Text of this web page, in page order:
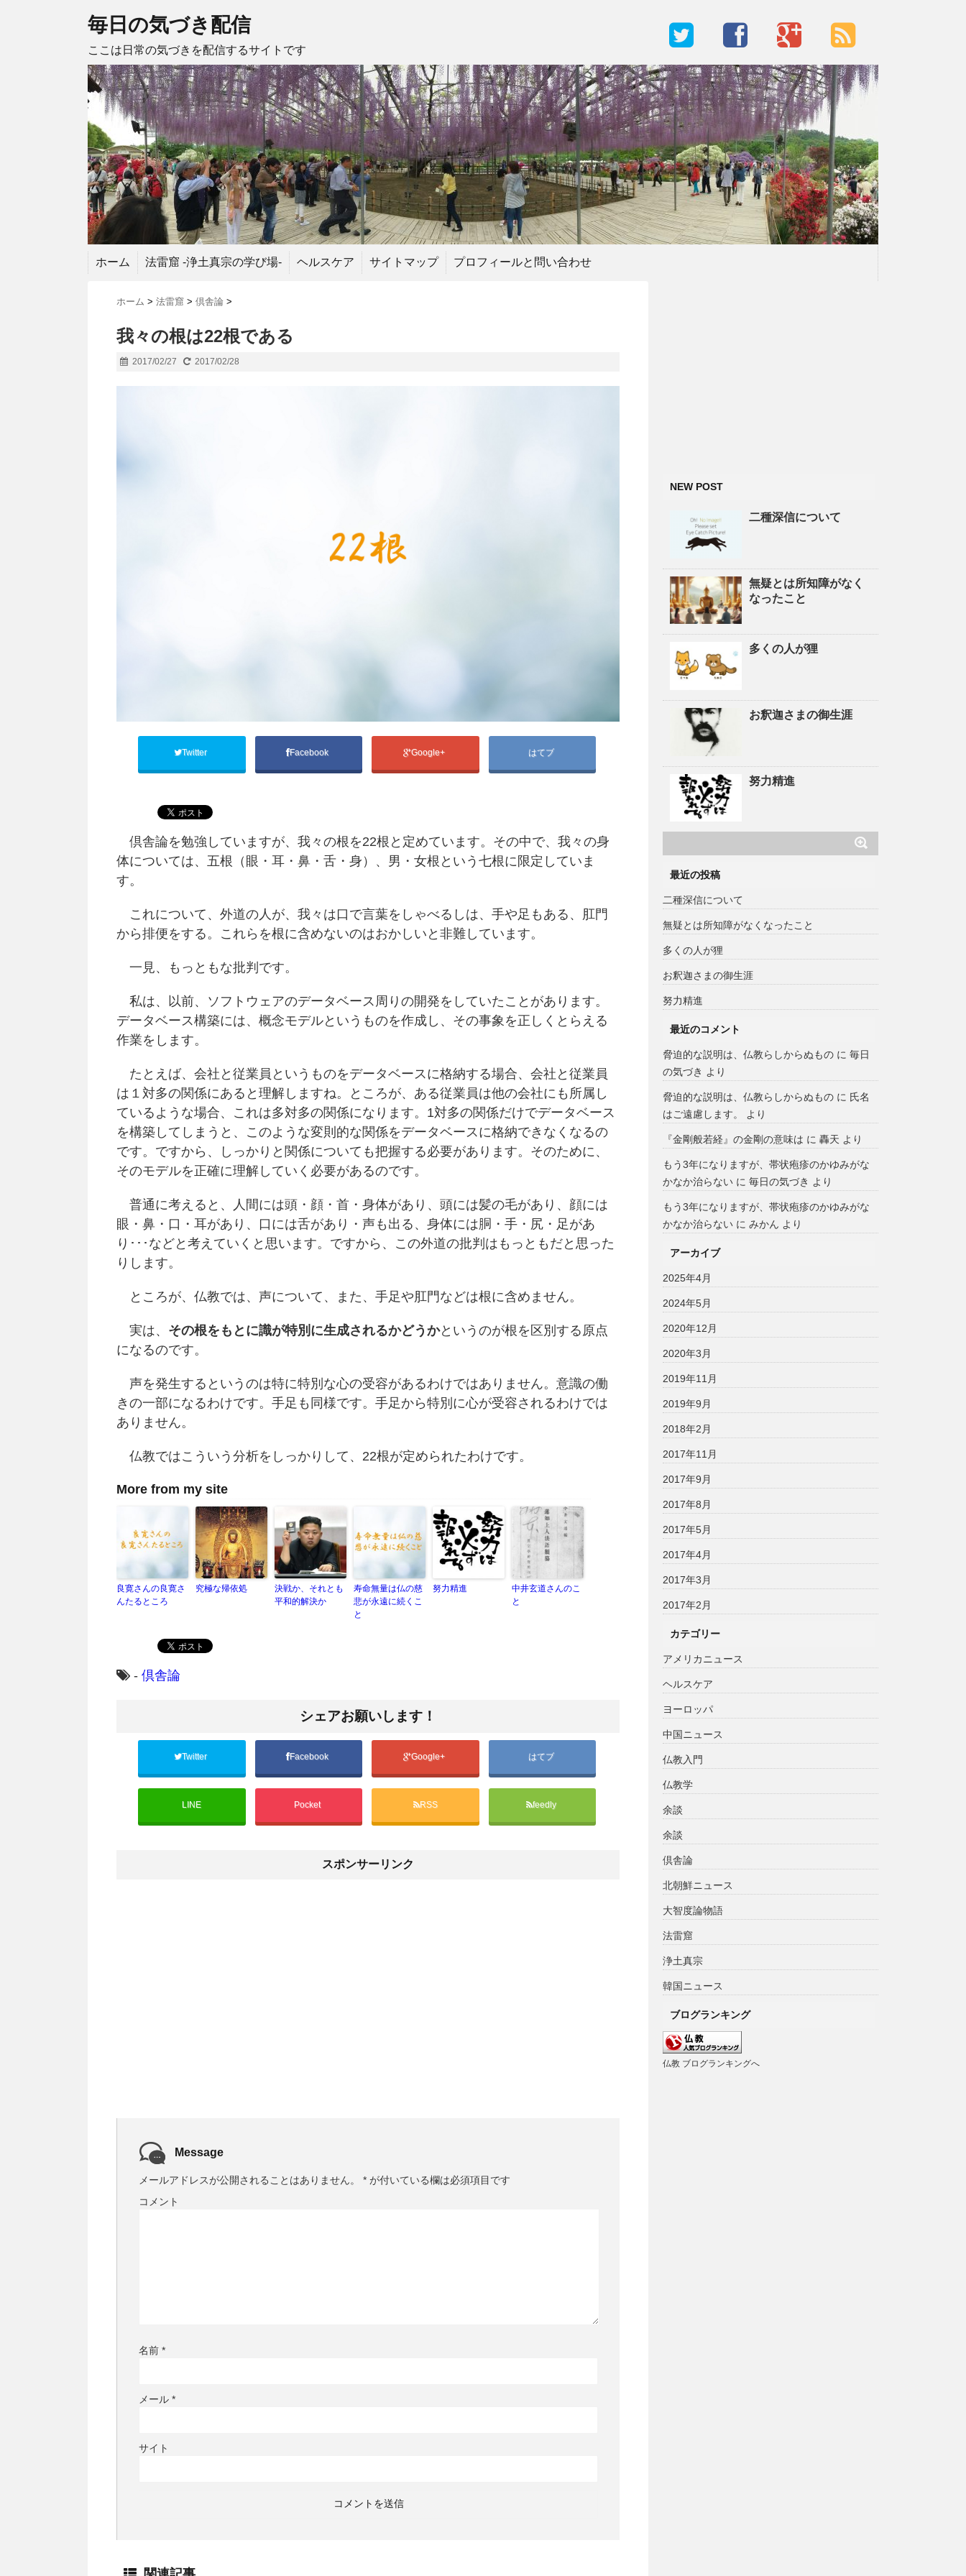
毎日の気づき配信
ここは日常の気づきを配信するサイトです
ホーム 法雷窟 -浄土真宗の学び場- ヘルスケア サイトマップ プロフィールと問い合わせ
ホーム > 法雷窟 > 倶舎論 >
我々の根は22根である
2017/02/27 2017/02/28
Twitter Facebook Google+ はてブ
倶舎論を勉強していますが、我々の根を22根と定めています。その中で、我々の身
体については、五根（眼・耳・鼻・舌・身）、男・女根という七根に限定していま
す。
これについて、外道の人が、我々は口で言葉をしゃべるしは、手や足もある、肛門
から排便をする。これらを根に含めないのはおかしいと非難しています。
一見、もっともな批判です。
私は、以前、ソフトウェアのデータベース周りの開発をしていたことがあります。
データベース構築には、概念モデルというものを作成し、その事象を正しくとらえる
作業をします。
たとえば、会社と従業員というものをデータベースに格納する場合、会社と従業員
は１対多の関係にあると理解しますね。ところが、ある従業員は他の会社にも所属し
ているような場合、これは多対多の関係になります。1対多の関係だけでデータベース
を構築してしまうと、このような変則的な関係をデータベースに格納できなくなるの
です。ですから、しっかりと関係についても把握する必要があります。そのために、
そのモデルを正確に理解していく必要があるのです。
普通に考えると、人間には頭・顔・首・身体があり、頭には髪の毛があり、顔には
眼・鼻・口・耳があり、口には舌があり・声も出る、身体には胴・手・尻・足があ
り･･･などと考えていくと思います。ですから、この外道の批判はもっともだと思った
りします。
ところが、仏教では、声について、また、手足や肛門などは根に含めません。
実は、 その根をもとに識が特別に生成されるかどうかというのが根を区別する原点
になるのです。
声を発生するというのは特に特別な心の受容があるわけではありません。意識の働
きの一部になるわけです。手足も同様です。手足から特別に心が受容されるわけでは
ありません。
仏教ではこういう分析をしっかりして、22根が定められたわけです。
More from my site
良寛さんの良寛さ
んたるところ
究極な帰依処
決戦か、それとも
平和的解決か
寿命無量は仏の慈
悲が永遠に続くこ
と
努力精進
中井玄道さんのこ
と
- 倶舎論
シェアお願いします！
Twitter Facebook Google+ はてブ
LINE Pocket RSS feedly
スポンサーリンク
Message
メールアドレスが公開されることはありません。 * が付いている欄は必須項目です
コメント
名前 *
メール *
サイト
NEW POST
二種深信について
無疑とは所知障がなく
なったこと
多くの人が狸
お釈迦さまの御生涯
努力精進
最近の投稿
二種深信について
無疑とは所知障がなくなったこと
多くの人が狸
お釈迦さまの御生涯
努力精進
最近のコメント
脅迫的な説明は、仏教らしからぬもの に 毎日
の気づき より
脅迫的な説明は、仏教らしからぬもの に 氏名
はご遠慮します。
より
『金剛般若経』の金剛の意味は に 轟天 より
もう3年になりますが、帯状疱疹のかゆみがな
かなか治らない に 毎日の気づき より
もう3年になりますが、帯状疱疹のかゆみがな
かなか治らない に みかん より
アーカイブ
2025年4月
2024年5月
2020年12月
2020年3月
2019年11月
2019年9月
2018年2月
2017年11月
2017年9月
2017年8月
2017年5月
2017年4月
2017年3月
2017年2月
カテゴリー
アメリカニュース
ヘルスケア
ヨーロッパ
中国ニュース
仏教入門
仏教学
余談
余談
倶舎論
北朝鮮ニュース
大智度論物語
法雷窟
浄土真宗
韓国ニュース
ブログランキング
仏教 ブログランキングへ